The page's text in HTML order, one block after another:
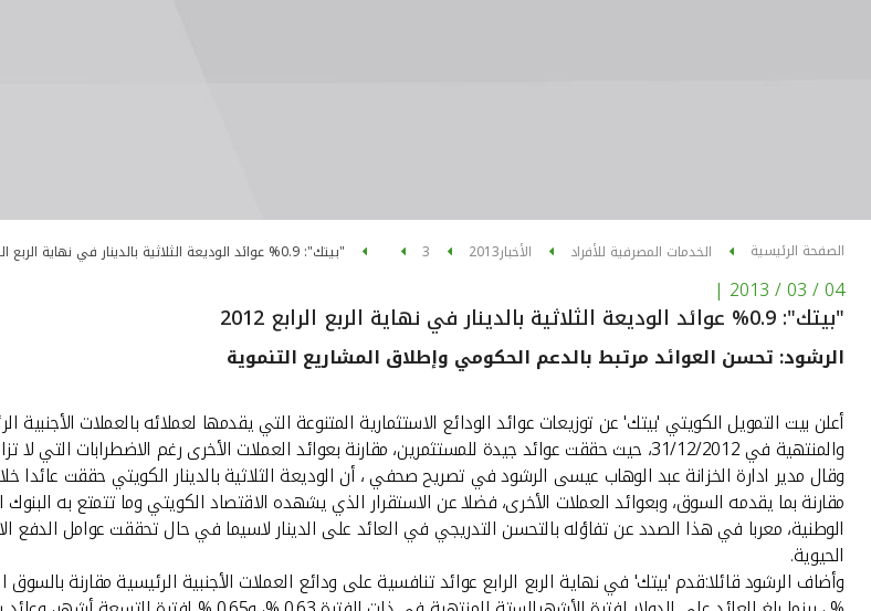
الصفحة الرئيسية الخدمات المصرفية للأفراد الأخبار2013
3 "بيتك": 0.9% عوائد الوديعة الثلاثية بالدينار في نهاية الربع الرابع 2012
04 / 03 / 2013
|
"بيتك": 0.9% عوائد الوديعة الثلاثية بالدينار في نهاية الربع الرابع 2012
الرشود: تحسن العوائد مرتبط بالدعم الحكومي وإطلاق المشاريع التنموية
أعلن بيت التمويل الكويتي 'بيتك' عن توزيعات عوائد الودائع الاستثمارية المتنوعة التي يقدمها لعملائه بالعملات الأجنبية
والمنتهية في 31/12/2012، حيث حققت عوائد جيدة للمستثمرين، مقارنة بعوائد العملات الأخرى رغم الاضطرابات التي لا تزال تمر بها أسواق المال العالمية.
مقارنة بما يقدمه السوق، وبعوائد العملات الأخرى، فضلا عن الاستقرار الذي يشهده الاقتصاد الكويتي وما تتمتع به
الوطنية، معربا في هذا الصدد عن تفاؤله بالتحسن التدريجي في العائد على الدينار لاسيما في حال تحققت عوامل الدفع
الحيوية.